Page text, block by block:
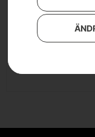
Husqvarna R